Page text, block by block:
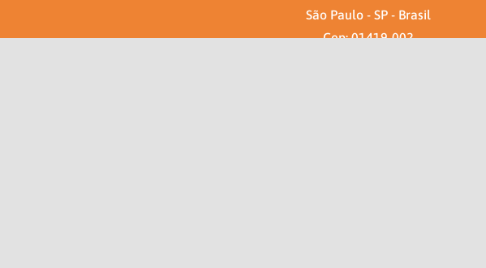
São Paulo - SP - Brasil
Cep: 01419-002